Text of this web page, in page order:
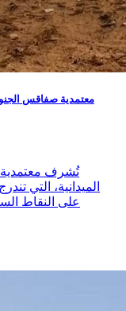
معتمدية صفاقس
تُشرف
الميدانية، التي
على النقاط